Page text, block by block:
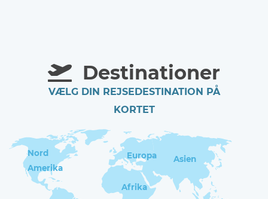
Destinationer
VÆLG DIN REJSEDESTINATION PÅ
KORTET
Afrika
Asien
Nord
Amerika
Europa